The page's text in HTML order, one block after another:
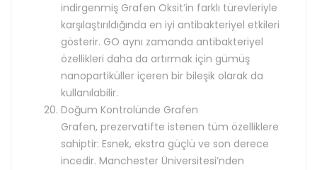
indirgenmiş Grafen Oksit’in farklı türevleriyle
karşılaştırıldığında en iyi antibakteriyel etkileri
gösterir. GO aynı zamanda antibakteriyel
özellikleri daha da artırmak için gümüş
nanopartiküller içeren bir bileşik olarak da
kullanılabilir.
Doğum Kontrolünde Grafen
Grafen, prezervatifte istenen tüm özelliklere
sahiptir: Esnek, ekstra güçlü ve son derece
incedir. Manchester Üniversitesi’nden